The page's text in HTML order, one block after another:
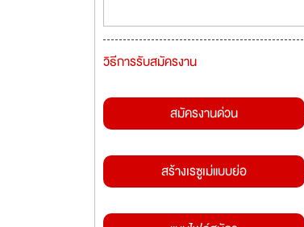
วิธีการรับสมัครงาน
สมัครงานด่วน
สร้างเรซูเม่แบบย่อ